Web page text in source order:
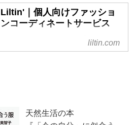
Liltin'｜個人向けファッショ
ンコーディネートサービス
リルティンは、個人の方が日頃の
ファッションに関するお悩みを相
しむお手伝いをいたします。
liltin.com
天然生活の本